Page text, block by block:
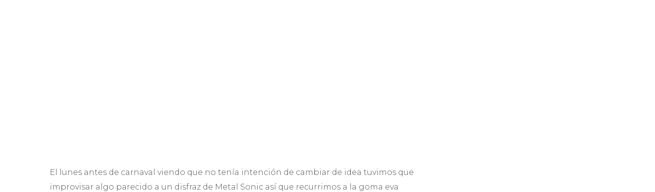
El lunes antes de carnaval viendo que no tenía intención de cambiar de idea tuvimos que
improvisar algo parecido a un disfraz de Metal Sonic así que recurrimos a la goma eva